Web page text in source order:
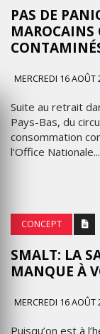
PAS DE
MERCREDI 16 AOÛT
Suite au retrait
Pays-Bas, du
consommation
l’Office Nationale...
CONCEPT
SMALT: LA
MANQUE À
MERCREDI 16 AOÛT
Puisqu’on est à